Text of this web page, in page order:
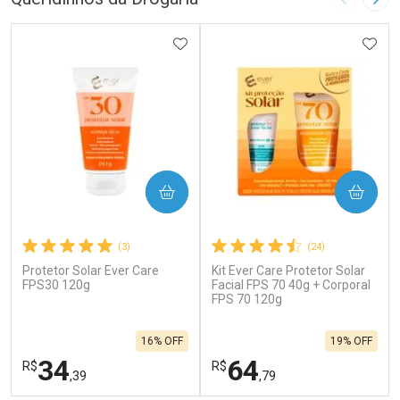
Imagem
(3)
Protetor Solar Ever Care
FPS30 120g
R$34,39
16% OFF
ADICIONAR AOS FAVORITOS
COMPRAR
(24)
Kit Ever Care Protetor Solar
Facial FPS 70 40g + Corporal
FPS 70 120g
R$64,79
19% OFF
COMPRAR